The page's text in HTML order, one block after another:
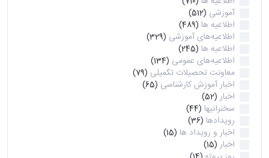
آموزشی (512)
اطلاعیه ها (489)
اطلاعیه‌های‌ آموزشی (329)
اطلاعیه ها (245)
اطلاعیه‌های عمومی (134)
معاونت تحصیلات تکمیلی (79)
اخبار آموزش کارشناسی (65)
اخبار (52)
سخنرانیها (44)
رویدادها (36)
اخبار و رویداد ها (15)
اخبار (15)